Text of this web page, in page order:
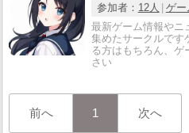
参加者： 12人 ゲー
最新ゲーム情報やニ
集めたサークルです
る方はもちろん、
さい
前へ 1 次へ